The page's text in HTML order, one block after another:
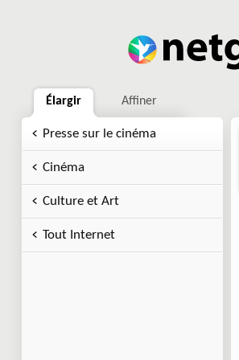
Élargir Affiner
Presse sur le cinéma
Cinéma
Culture et Art
Tout Internet